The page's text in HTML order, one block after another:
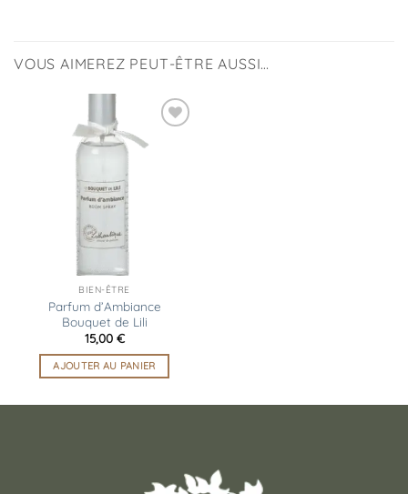
VOUS AIMEREZ PEUT-ÊTRE AUSSI…
BIEN-ÊTRE
Parfum d’Ambiance
Bouquet de Lili
15,00 €
AJOUTER AU PANIER